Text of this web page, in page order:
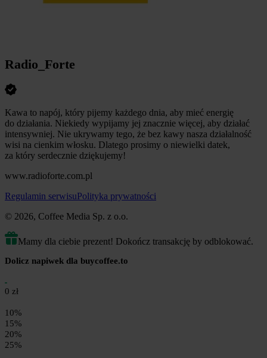
Radio_Forte
Kawa to napój, który pijemy każdego dnia, aby mieć energię
do działania. Niekiedy wypijamy jej znacznie więcej, aby działać
intensywniej. Nie ukrywamy tego, że bez kawy nasza działalność
wisi na cienkim włosku. Dlatego prosimy o niewielki datek,
za który serdecznie dziękujemy!
www.radioforte.com.pl
Regulamin serwisuPolityka prywatności
© 2026, Coffee Media Sp. z o.o.
Mamy dla ciebie prezent! Dokończ transakcję by odblokować.
Dolicz napiwek dla buycoffee.to
0 zł
10%
15%
20%
25%